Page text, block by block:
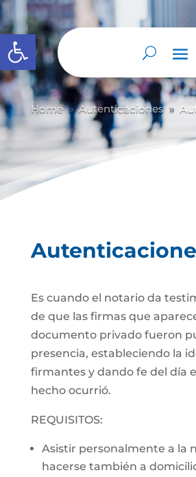
Abrir barra de herramientas
Home 9 Autenticaciones 9
Es cuando el notario da
de que las firmas que
documento privado fueron
presencia, estableciendo la
firmantes y dando fe del día
hecho ocurrió.
REQUISITOS:
Asistir personalmente a la
hacerse también a